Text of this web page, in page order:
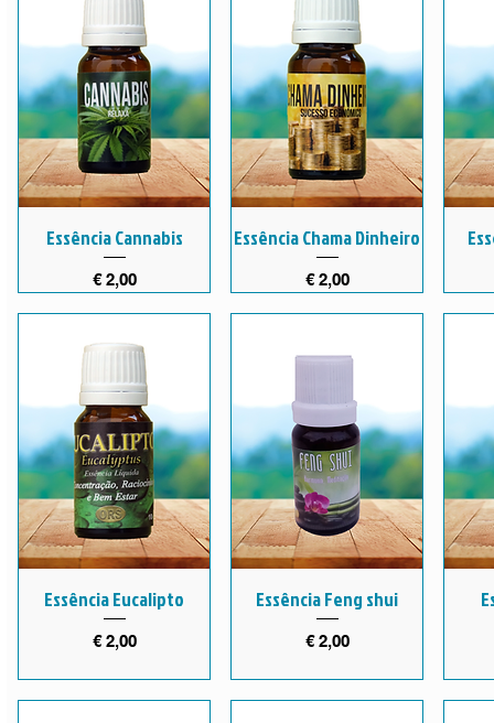
Essência Cannabis
Preço
€ 2,00
Essência Chama Dinheiro
Preço
€ 2,00
Essência Eucalipto
Preço
€ 2,00
Essência Feng shui
Preço
€ 2,00